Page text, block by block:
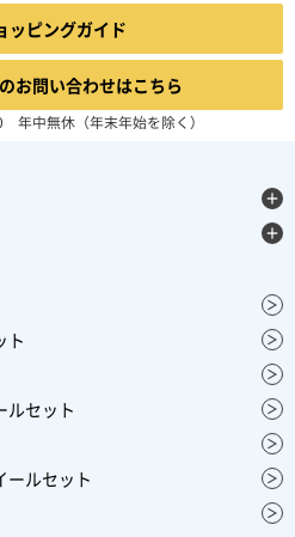
ッピングガイド
お問い合わせはこちら
年中無休（年末年始を除く）
ト
ルセット
ールセット